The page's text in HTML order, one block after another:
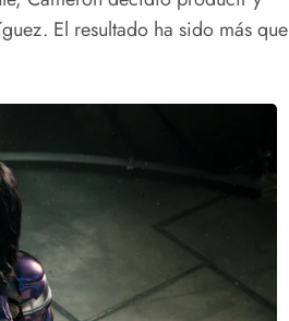
El resultado ha sido más que